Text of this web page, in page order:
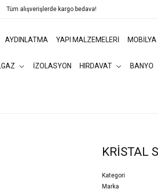
Tüm alışverişlerde kargo bedava!
AYDINLATMA YAPI MALZEMELERİ
İZOLASYON HIRDAVAT BANYO
KRİSTAL
Kategori
Marka